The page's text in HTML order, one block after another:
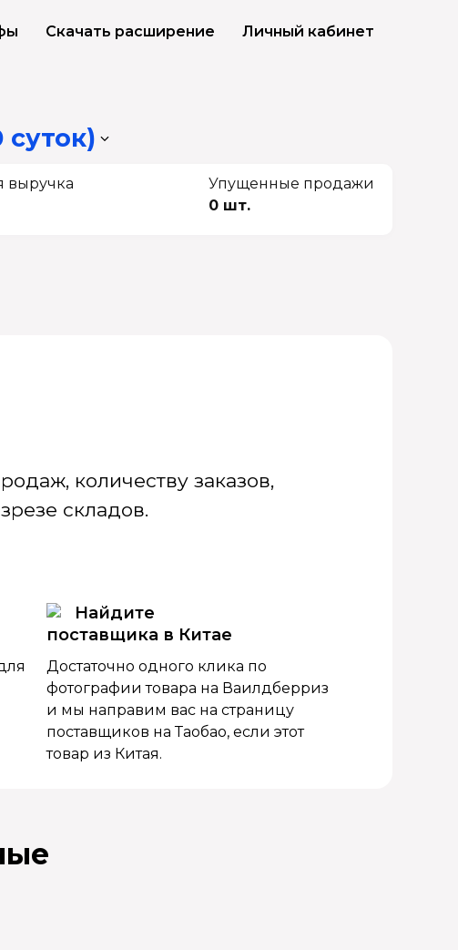
Скачать расширение Личный кабинет
суток)
выручка
Упущенные продажи
0 шт.
количеству заказов,
складов.
Найдите
поставщика в Китае
Достаточно одного клика по
фотографии товара на Ваилдберриз
и мы направим вас на страницу
поставщиков на Таобао, если этот
товар из Китая.